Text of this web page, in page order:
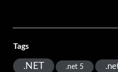
Tags
.NET .net 5